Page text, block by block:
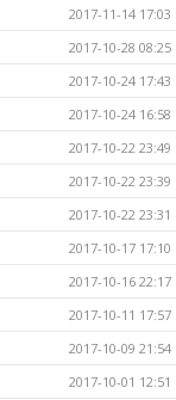
2017-11-14 17:03
2017-10-28 08:25
2017-10-24 17:43
2017-10-24 16:58
2017-10-22 23:49
2017-10-22 23:39
2017-10-22 23:31
2017-10-17 17:10
2017-10-16 22:17
2017-10-11 17:57
2017-10-09 21:54
2017-10-01 12:51